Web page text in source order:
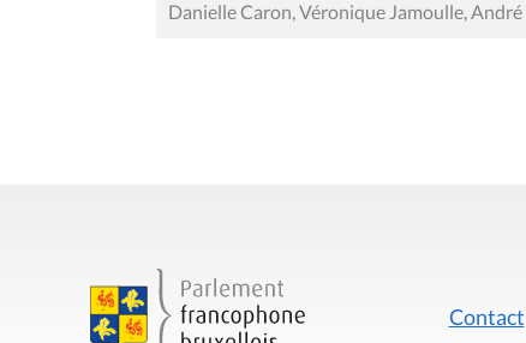
Danielle Caron, Véronique Jamoulle,
Contact